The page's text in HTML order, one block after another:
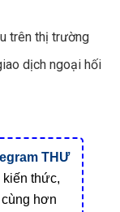
trên thị trường
dịch ngoại hối
THƯ
kiến thức,
hơn